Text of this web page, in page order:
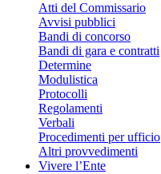
Atti del Commissario
Avvisi pubblici
Bandi di concorso
Bandi di gara e contratti
Determine
Modulistica
Protocolli
Regolamenti
Verbali
Procedimenti per ufficio
Altri provvedimenti
Vivere l’Ente